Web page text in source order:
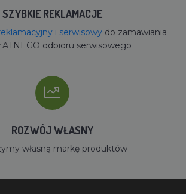
SZYBKIE REKLAMACJE
i serwisowydo zamawiania
odbioru serwisowego
ROZWÓJ WŁASNY
własną markę produktów